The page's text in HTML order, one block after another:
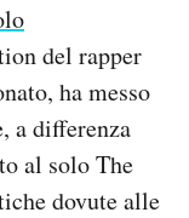
del rapper
ha messo
a differenza
al solo The
dovute alle